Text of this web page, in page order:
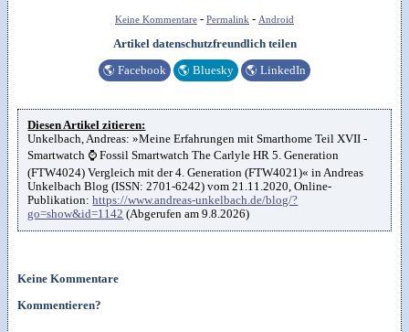
Keine Kommentare - Permalink - Android
Artikel datenschutzfreundlich teilen
🌎 Facebook 🌎 Bluesky 🌎 LinkedIn
Diesen Artikel zitieren:
Unkelbach, Andreas: »Meine Erfahrungen mit Smarthome Teil XVII -
Smartwatch ⌚ Fossil Smartwatch The Carlyle HR 5. Generation
(FTW4024) Vergleich mit der 4. Generation (FTW4021)« in Andreas
Unkelbach Blog (ISSN: 2701-6242) vom 21.11.2020, Online-
Publikation:https://www.andreas-unkelbach.de/blog/?
go=show&id=1142 (Abgerufen am 9.8.2026)
Keine Kommentare
Kommentieren?